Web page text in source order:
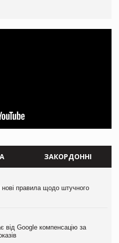
ЗАКОРДОННІ
правила щодо штучного
від Google компенсацію за
правила щодо штучного
від Google компенсацію за
правила щодо штучного
від Google компенсацію за